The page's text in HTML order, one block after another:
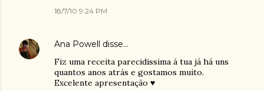
18/7/10 9:24 PM
Ana Powell disse…
Fiz uma receita parecidissima á tua já há uns
quantos anos atrás e gostamos muito.
Excelente apresentação ♥